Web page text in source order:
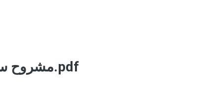
مشروح سخنان آخوند خراسانی پیرامون حکومت اسلامی درگفتگو با میرزای نائینی.pdf